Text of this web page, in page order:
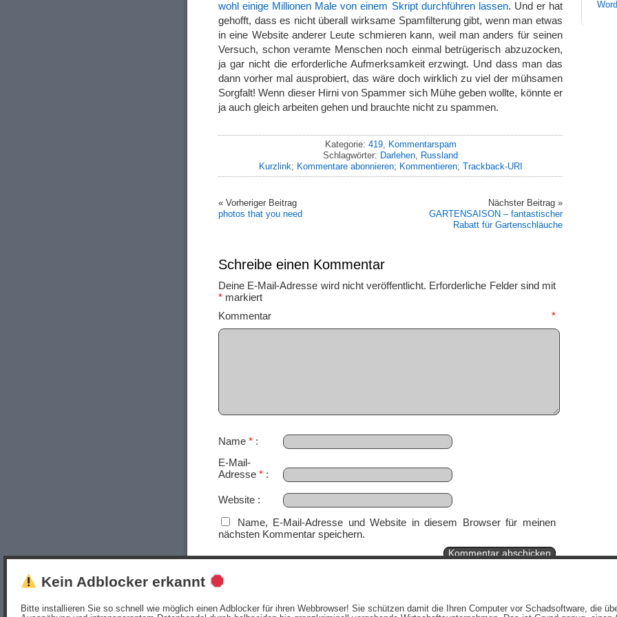
wohl einige Millionen Male von einem Skript durchführen lassen. Und er hat
gehofft, dass es nicht überall wirksame Spamfilterung gibt, wenn man etwas
in eine Website anderer Leute schmieren kann, weil man anders für seinen
Versuch, schon veramte Menschen noch einmal betrügerisch abzuzocken,
ja gar nicht die erforderliche Aufmerksamkeit erzwingt. Und dass man das
dann vorher mal ausprobiert, das wäre doch wirklich zu viel der mühsamen
Sorgfalt! Wenn dieser Hirni von Spammer sich Mühe geben wollte, könnte er
ja auch gleich arbeiten gehen und brauchte nicht zu spammen.
Kategorie: 419, Kommentarspam
Schlagwörter: Darlehen Russland
Kurzlink; Kommentare abonnieren; Kommentieren; Trackback-URI
« Vorheriger Beitrag
photos that you need
Nächster Beitrag »
GARTENSAISON – fantastischer
Rabatt für Gartenschläuche
Schreibe einen Kommentar
Deine E-Mail-Adresse wird nicht veröffentlicht. Erforderliche Felder sind mit
* markiert
Kommentar *
Name *
E-Mail-
Adresse *
Website
Name, E-Mail-Adresse und Website in diesem Browser für meinen
nächsten Kommentar speichern.
Beiträge (RSS)undKommentare (RSS).
Kein Adblocker erkannt
Bitte installieren Sie so schnell wie möglich einen Adblocker für ihren Webbrowser! Sie schützen damit die Ihren Computer vor Schadsoftware, die